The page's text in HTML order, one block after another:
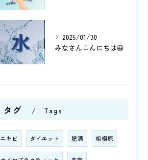
2025/01/30
みなさんこんにちは😃
タグ Tags
ニキビ ダイエット 肥満 相模原